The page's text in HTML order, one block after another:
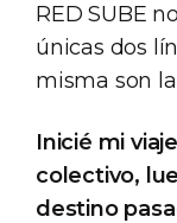
RED SUBE
únicas dos
misma son
Inicié mi
colectivo,
destino